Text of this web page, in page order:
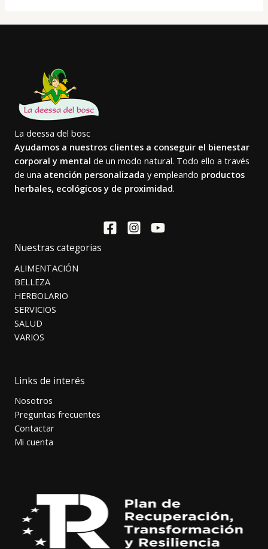
La deessa del bosc
Ayudamos a nuestros clientes a conseguir el bienestar
corporal y mental de un modo natural. Todo ello a través
de una atención personalizada y empleando productos
herbales, ecológicos y de proximidad.
Nuestras categorias
ALIMENTACIÓN
BELLEZA
HERBOLARIO
SERVICIOS
SALUD
VARIOS
Links de interés
Nosotros
Preguntas frecuentes
Contactar
Mi cuenta